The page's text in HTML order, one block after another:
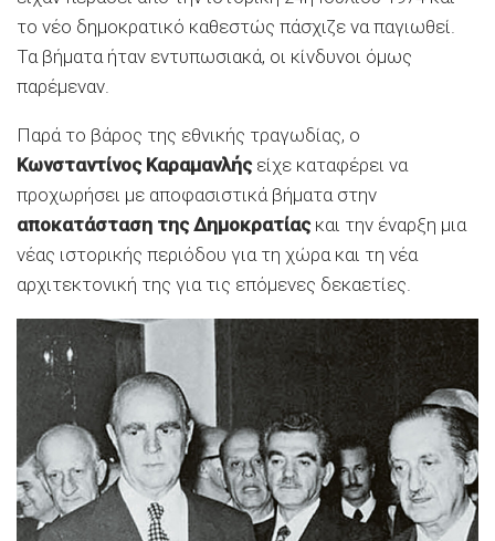
το νέο δημοκρατικό καθεστώς πάσχιζε να παγιωθεί.
Τα βήματα ήταν εντυπωσιακά, οι κίνδυνοι όμως
παρέμεναν.
Παρά το βάρος της εθνικής τραγωδίας, ο
Κωνσταντίνος Καραμανλήςείχε καταφέρει να
προχωρήσει με αποφασιστικά βήματα στην
αποκατάσταση της Δημοκρατίαςκαι την έναρξη μια
νέας ιστορικής περιόδου για τη χώρα και τη νέα
αρχιτεκτονική της για τις επόμενες δεκαετίες.